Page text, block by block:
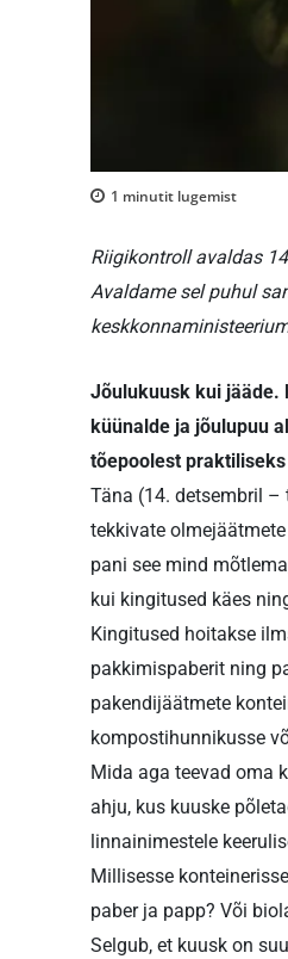
1 minutit lugemist
Riigikontroll avaldas
Avaldame sel puhul
Jõulukuusk kui jääde.
küünalde ja jõulupuu
tõepoolest
Täna (14. detsembril
tekkivate
pani see mind
kui kingitused käes
Kingitused hoitakse
pakkimispaberit ning
pakendijäätmete
kompostihunnikusse
Mida aga teevad oma
ahju, kus kuuske
linnainimestele
Millisesse
paber ja papp? Või
Selgub, et kuusk on